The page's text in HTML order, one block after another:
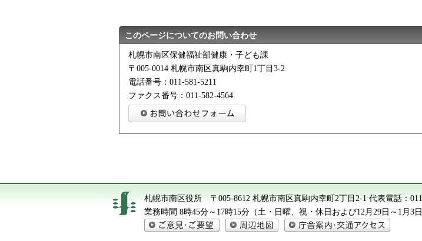
このページについてのお問い合わせ
札幌市南区保健福祉部健康・子ども課
〒005-0014 札幌市南区真駒内幸町1丁目3-2
電話番号：011-581-5211
ファクス番号：011-582-4564
札幌市南区役所 〒005-8612 札幌市南区真駒内幸町2丁目2-1 代表電話：
業務時間 8時45分～17時15分（土・日曜、祝・休日および12月29日～1月3日
ご意見・ご要望
周辺地図 庁舎案内・交通アクセス